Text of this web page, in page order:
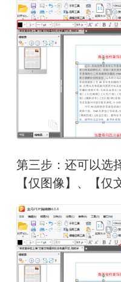
第三步：还可以选
【仅图像】、【仅